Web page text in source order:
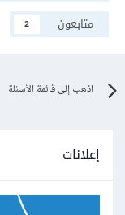
متابعون
2
اذهب إلى قائمة الأسئلة
إعلانات